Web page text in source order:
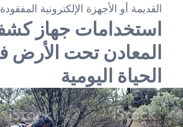
القديمة أو الأجهزة الإلكترونية
استخدامات جهاز
المعادن تحت الأرض
الحياة اليومية